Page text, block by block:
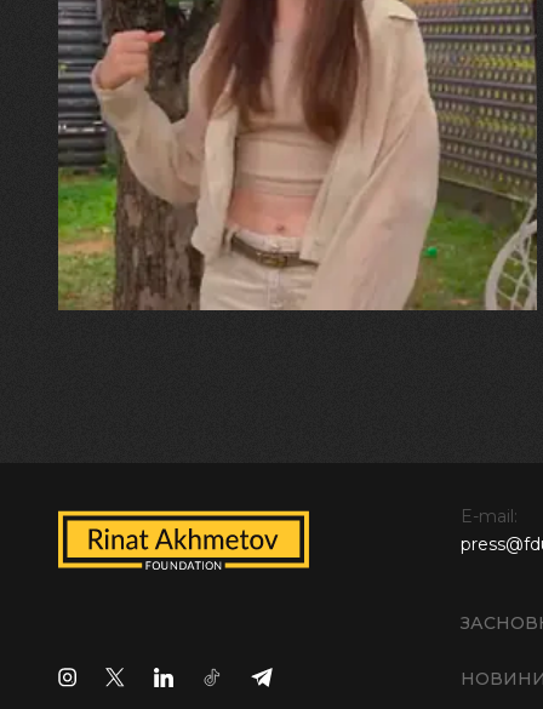
30.07.2026
Калина, Дарина та Віра Папроцькі
"Хвиля була, як від моря,
прозора і велика… Я ледве
встигла схопити племінницю"
E-mail: